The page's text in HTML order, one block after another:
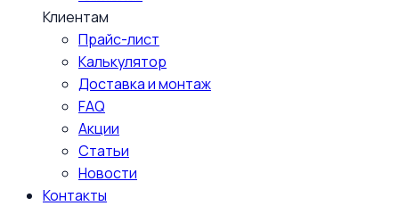
Клиентам
Прайс-лист
Калькулятор
Доставка и монтаж
FAQ
Акции
Статьи
Новости
Контакты